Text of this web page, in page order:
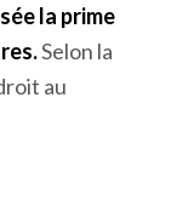
la prime
Selon la
au